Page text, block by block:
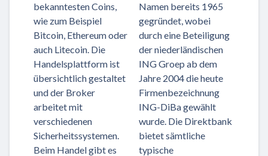
bekanntesten Coins,
wie zum Beispiel
Bitcoin, Ethereum oder
auch Litecoin. Die
Handelsplattform ist
übersichtlich gestaltet
und der Broker
arbeitet mit
verschiedenen
Sicherheitssystemen.
Beim Handel gibt es
Namen bereits 1965
gegründet, wobei
durch eine Beteiligung
der niederländischen
ING Groep ab dem
Jahre 2004 die heute
Firmenbezeichnung
ING-DiBa gewählt
wurde. Die Direktbank
bietet sämtliche
typische